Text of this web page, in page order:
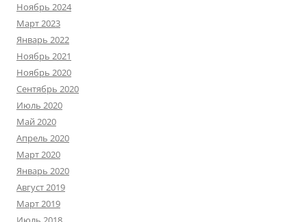
Ноябрь 2024
Март 2023
Январь 2022
Ноябрь 2021
Ноябрь 2020
Сентябрь 2020
Июль 2020
Май 2020
Апрель 2020
Март 2020
Январь 2020
Август 2019
Март 2019